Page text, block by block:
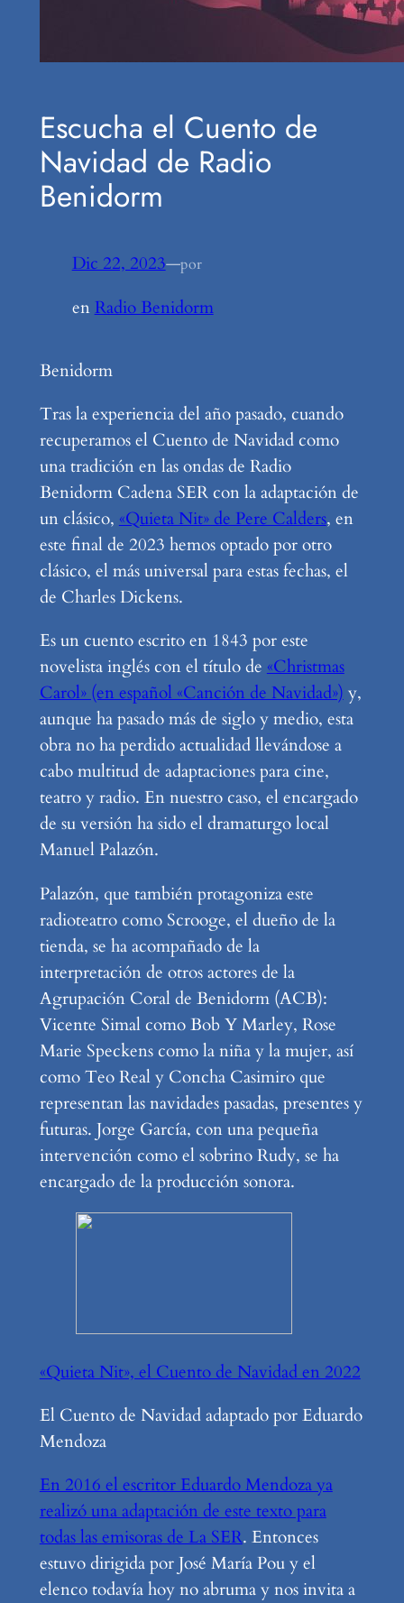
Escucha el Cuento de
Navidad de Radio
Benidorm
Dic 22, 2023—por
en Radio Benidorm
Benidorm
Tras la experiencia del año pasado, cuando
recuperamos el Cuento de Navidad como
una tradición en las ondas de Radio
Benidorm Cadena SER con la adaptación de
un clásico, «Quieta Nit» de Pere Calders, en
este final de 2023 hemos optado por otro
clásico, el más universal para estas fechas, el
de Charles Dickens.
Es un cuento escrito en 1843 por este
novelista inglés con el título de «Christmas
Carol» (en español «Canción de Navidad»)y,
aunque ha pasado más de siglo y medio, esta
obra no ha perdido actualidad llevándose a
cabo multitud de adaptaciones para cine,
teatro y radio. En nuestro caso, el encargado
de su versión ha sido el dramaturgo local
Manuel Palazón.
Palazón, que también protagoniza este
radioteatro como Scrooge, el dueño de la
tienda, se ha acompañado de la
interpretación de otros actores de la
Agrupación Coral de Benidorm (ACB):
Vicente Simal como Bob Y Marley, Rose
Marie Speckens como la niña y la mujer, así
como Teo Real y Concha Casimiro que
representan las navidades pasadas, presentes y
futuras. Jorge García, con una pequeña
intervención como el sobrino Rudy, se ha
encargado de la producción sonora.
«Quieta Nit», el Cuento de Navidad en 2022
El Cuento de Navidad adaptado por Eduardo
Mendoza
En 2016 el escritor Eduardo Mendoza ya
realizó una adaptación de este texto para
todas las emisoras de La SER. Entonces
estuvo dirigida por José María Pou y el
elenco todavía hoy no abruma y nos invita a